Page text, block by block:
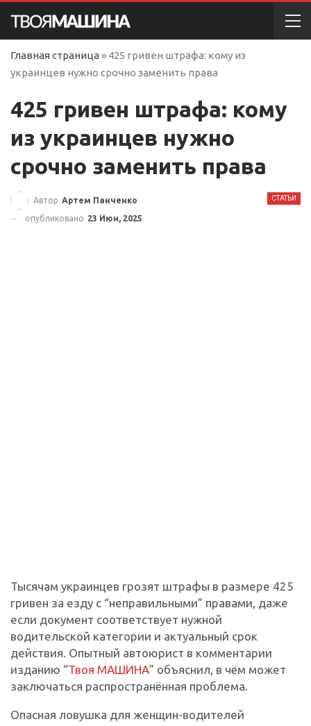
Главная страница » 425 гривен штрафа: кому из
украинцев нужно срочно заменить права
425 гривен штрафа: кому
из украинцев нужно
срочно заменить права
СТАТЬИ
Автор Артем Панченко
опубликовано 23 Июн, 2025
Тысячам украинцев грозят штрафы в размере 425
гривен за езду с “неправильными” правами, даже
если документ соответствует нужной
водительской категории и актуальный срок
действия. Опытный автоюрист в комментарии
изданию “Твоя МАШИНА” объяснил, в чём может
заключаться распространённая проблема.
Опасная ловушка для женщин-водителей